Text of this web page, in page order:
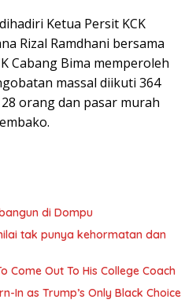
Ketua Persit KCK
Rizal Ramdhani bersama
Cabang Bima memperoleh
massal diikuti 364
orang dan pasar murah
di Dompu
tak punya kehormatan dan
Come Out To His College Coach
In as Trump’s Only Black Choice